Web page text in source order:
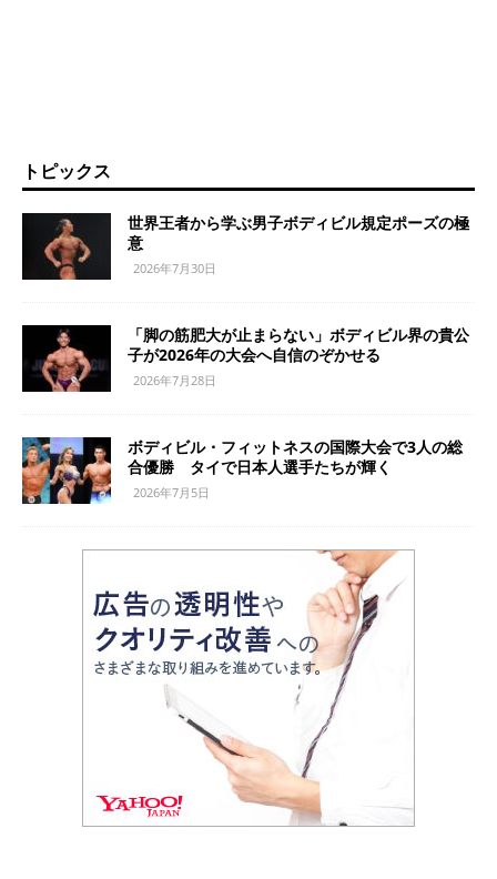
トピックス
世界王者から学ぶ男子ボディビル規定ポーズの極
意
2026年7月30日
「脚の筋肥大が止まらない」ボディビル界の貴公
子が2026年の大会へ自信のぞかせる
2026年7月28日
ボディビル・フィットネスの国際大会で3人の総
合優勝 タイで日本人選手たちが輝く
2026年7月5日